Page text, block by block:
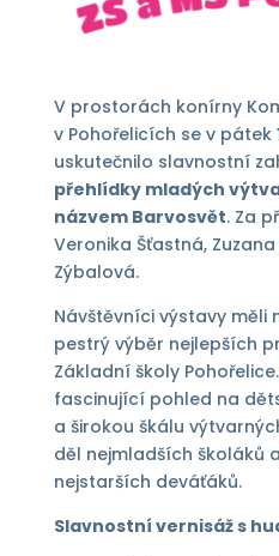
V prostorách konírny
v Pohořelicích se v pátek
uskutečnilo slavnostní
přehlídky mladých
názvem Barvosvět. Za
Veronika Šťastná,
Zýbalová.
Návštěvníci výstavy měli
pestrý výběr nejlepších
Základní školy
fascinující pohled na
a širokou škálu
děl nejmladších školáků
nejstarších deváťáků.
Slavnostní vernisáž s